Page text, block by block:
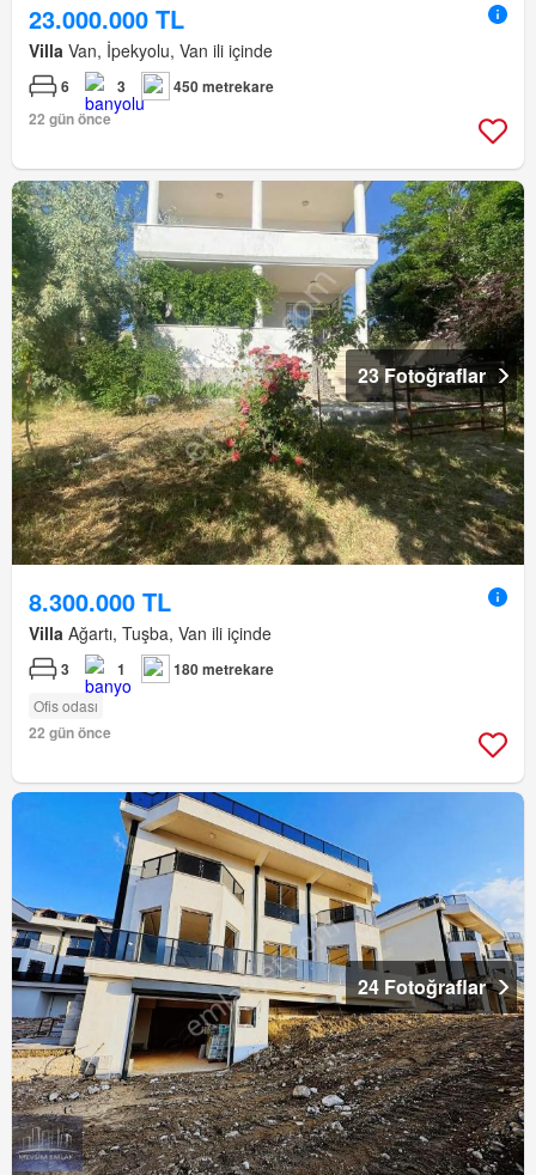
23.000.000 TL
Villa Van, İpekyolu, Van ili içinde
6 3
450 metrekare
22 gün önce
23 Fotoğraflar
8.300.000 TL
Villa Ağartı, Tuşba, Van ili içinde
3 1 180 metrekare
Ofis odası
22 gün önce
24 Fotoğraflar